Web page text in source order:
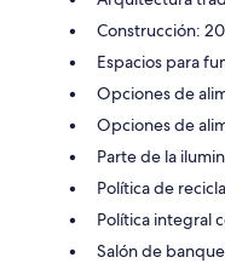
Construcción:
Espacios para
Opciones de
Opciones de
Parte de la
Política de
Política integral
Salón de